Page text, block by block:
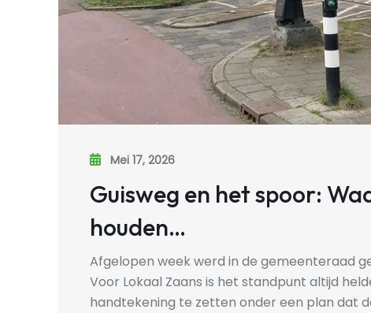
Mei 17, 2026
Guisweg en het spoor:
houden…
Afgelopen week werd in de gemeenteraad
Voor Lokaal Zaans is het standpunt altijd
handtekening te zetten onder een plan dat